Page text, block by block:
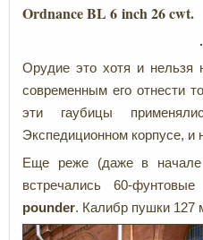
Ordnance BL 6 inch 26 cwt.
Орудие это хотя и нельзя
современным его отнести
эти гаубицы
Экспедиционном корпусе, и
Еще реже (даже в
встречались 60-
pounder. Калибр пушки 127